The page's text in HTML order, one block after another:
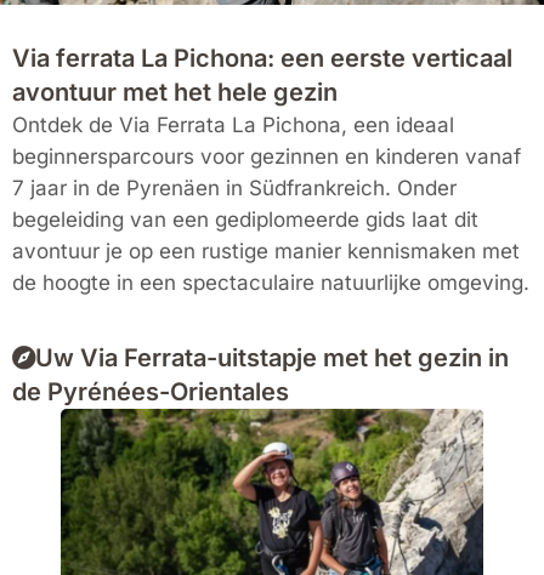
Via ferrata La Pichona: een eerste verticaal
avontuur met het hele gezin
Ontdek de Via Ferrata La Pichona, een ideaal
beginnersparcours voor gezinnen en kinderen vanaf
7 jaar in de Pyrenäen in Südfrankreich. Onder
begeleiding van een gediplomeerde gids laat dit
avontuur je op een rustige manier kennismaken met
de hoogte in een spectaculaire natuurlijke omgeving.
Uw Via Ferrata-uitstapje met het gezin in
de Pyrénées-Orientales